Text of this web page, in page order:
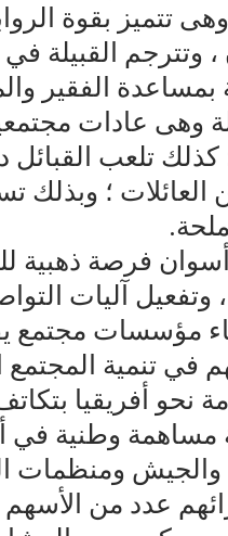
تتميز بقوة
، وتترجم القبيلة
الفقير
وهى عادات
كذلك تلعب
العائلات ؛ وبذلك
أسوان فرصة
وتفعيل آليات
مؤسسات مجتمع
تنمية المجتمع
نحو أفريقيا
مساهمة وطنية في
والجيش ومنظمات
عدد من